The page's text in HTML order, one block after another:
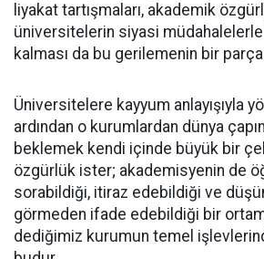
liyakat tartışmaları, akademik
üniversitelerin siyasi müdahalelerle
kalması da bu gerilemenin bir
Üniversitelere kayyum anlayışıyla
ardından o kurumlardan dünya
beklemek kendi içinde büyük bir
özgürlük ister; akademisyenin de
sorabildiği, itiraz edebildiği ve
görmeden ifade edebildiği bir
dediğimiz kurumun temel